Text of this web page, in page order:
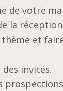
de votre
la
et
invités.